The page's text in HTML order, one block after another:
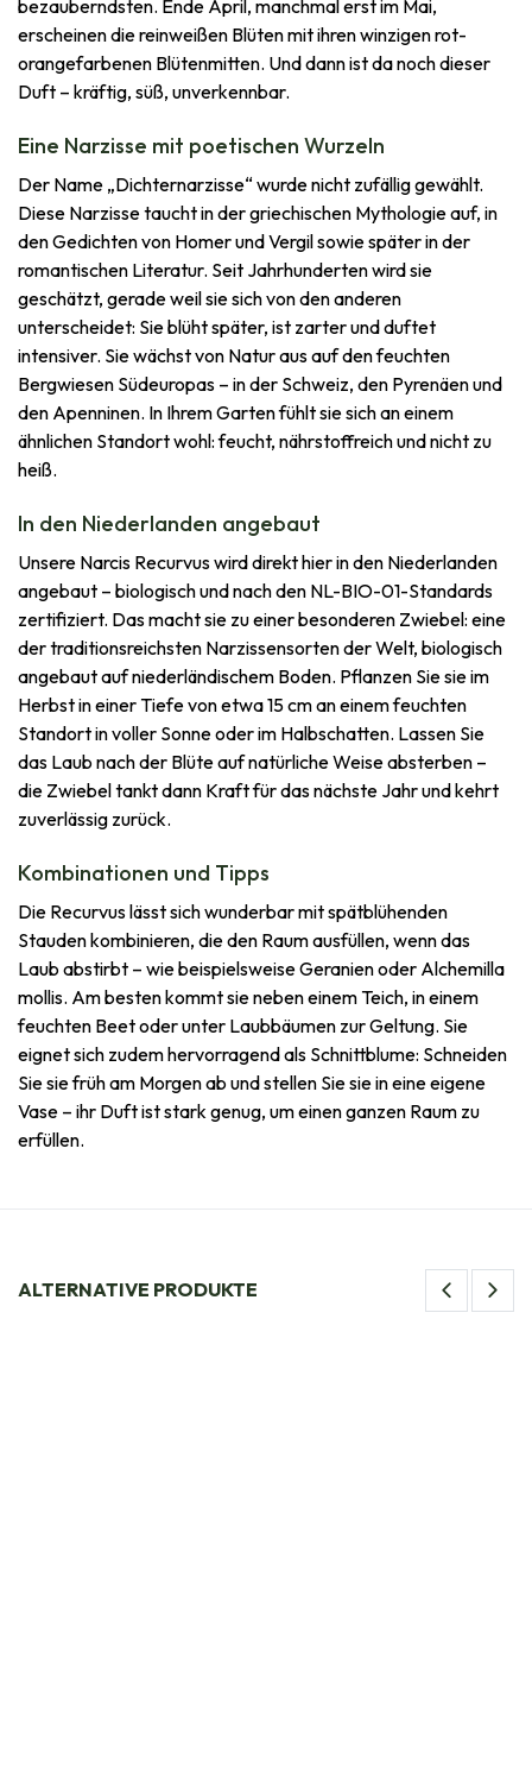
bezauberndsten. Ende April, manchmal erst im Mai,
erscheinen die reinweißen Blüten mit ihren winzigen rot-
orangefarbenen Blütenmitten. Und dann ist da noch dieser
Duft – kräftig, süß, unverkennbar.
Eine Narzisse mit poetischen Wurzeln
Der Name „Dichternarzisse“ wurde nicht zufällig gewählt.
Diese Narzisse taucht in der griechischen Mythologie auf, in
den Gedichten von Homer und Vergil sowie später in der
romantischen Literatur. Seit Jahrhunderten wird sie
geschätzt, gerade weil sie sich von den anderen
unterscheidet: Sie blüht später, ist zarter und duftet
intensiver. Sie wächst von Natur aus auf den feuchten
Bergwiesen Südeuropas – in der Schweiz, den Pyrenäen und
den Apenninen. In Ihrem Garten fühlt sie sich an einem
ähnlichen Standort wohl: feucht, nährstoffreich und nicht zu
heiß.
In den Niederlanden angebaut
Unsere Narcis Recurvus wird direkt hier in den Niederlanden
angebaut – biologisch und nach den NL-BIO-01-Standards
zertifiziert. Das macht sie zu einer besonderen Zwiebel: eine
der traditionsreichsten Narzissensorten der Welt, biologisch
angebaut auf niederländischem Boden. Pflanzen Sie sie im
Herbst in einer Tiefe von etwa 15 cm an einem feuchten
Standort in voller Sonne oder im Halbschatten. Lassen Sie
das Laub nach der Blüte auf natürliche Weise absterben –
die Zwiebel tankt dann Kraft für das nächste Jahr und kehrt
zuverlässig zurück.
Kombinationen und Tipps
Die Recurvus lässt sich wunderbar mit spätblühenden
Stauden kombinieren, die den Raum ausfüllen, wenn das
Laub abstirbt – wie beispielsweise Geranien oder Alchemilla
mollis. Am besten kommt sie neben einem Teich, in einem
feuchten Beet oder unter Laubbäumen zur Geltung. Sie
eignet sich zudem hervorragend als Schnittblume: Schneiden
Sie sie früh am Morgen ab und stellen Sie sie in eine eigene
Vase – ihr Duft ist stark genug, um einen ganzen Raum zu
erfüllen.
ALTERNATIVE PRODUKTE